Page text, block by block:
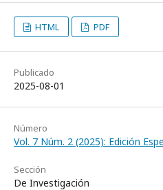
HTML PDF
Publicado
2025-08-01
Número
Vol. 7 Núm. 2 (2025): Edición
Sección
De Investigación